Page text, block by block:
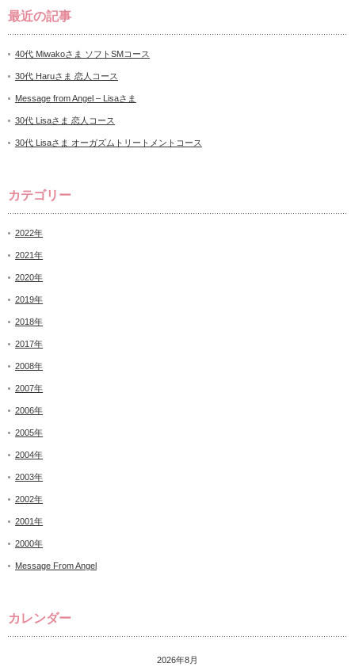
最近の記事
40代 Miwakoさま ソフトSMコース
30代 Haruさま 恋人コース
Message from Angel – Lisaさま
30代 Lisaさま 恋人コース
30代 Lisaさま オーガズムトリートメントコース
カテゴリー
2022年
2021年
2020年
2019年
2018年
2017年
2008年
2007年
2006年
2005年
2004年
2003年
2002年
2001年
2000年
Message From Angel
カレンダー
2026年8月